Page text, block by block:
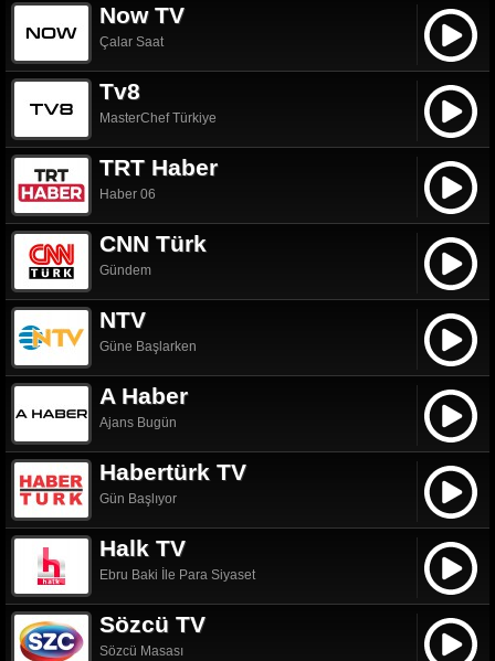
Now TV
Çalar Saat
Tv8
MasterChef Türkiye
TRT Haber
Haber 06
CNN Türk
Gündem
NTV
Güne Başlarken
A Haber
Ajans Bugün
Habertürk TV
Gün Başlıyor
Halk TV
Ebru Baki İle Para Siyaset
Sözcü TV
Sözcü Masası